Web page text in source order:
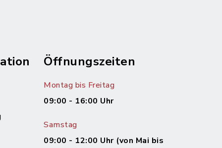
Öffnungszeiten
Montag bis Freitag
09:00 - 16:00 Uhr
Samstag
09:00 - 12:00 Uhr (von Mai bis